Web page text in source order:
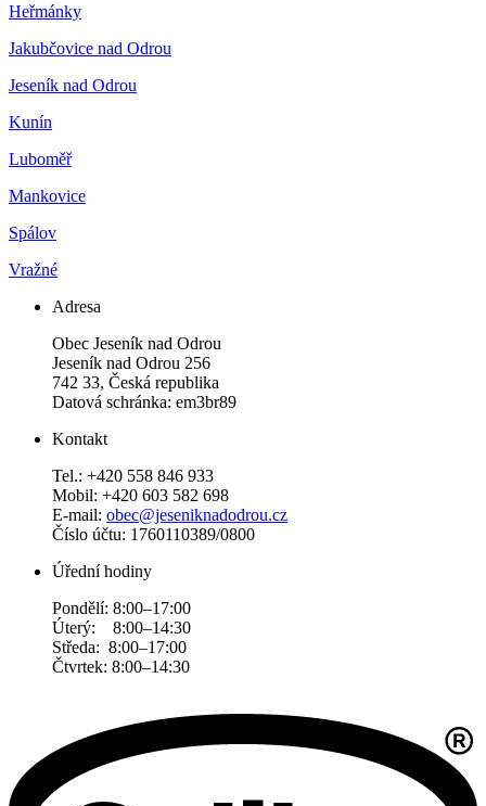
Heřmánky
Jakubčovice nad Odrou
Jeseník nad Odrou
Kunín
Luboměř
Mankovice
Spálov
Vražné
Adresa
Obec Jeseník nad Odrou
Jeseník nad Odrou 256
742 33, Česká republika
Datová schránka: em3br89
Kontakt
Tel.: +420 558 846 933
Mobil: +420 603 582 698
E-mail: obec@jeseniknadodrou.cz
Číslo účtu: 1760110389/0800
Úřední hodiny
Pondělí: 8:00–17:00
Úterý: 8:00–14:30
Středa: 8:00–17:00
Čtvrtek: 8:00–14:30